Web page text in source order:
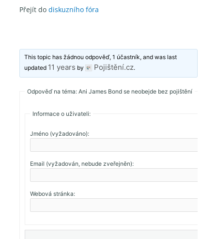
Přejít do diskuzního fóra
This topic has žádnou odpověď, 1 účastník, and was last
updated 11 years by Pojištění.cz.
Odpověď na téma: Ani James Bond se neobejde bez pojištění
Informace o uživateli:
Jméno (vyžadováno):
Email (vyžadován, nebude zveřejněn):
Webová stránka: